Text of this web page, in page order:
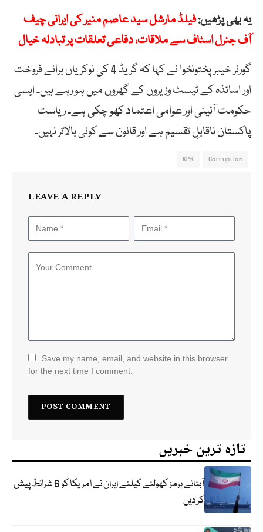
یہ بھی پڑھیں:فیلڈ مارشل سید عاصم منیر کی ایرانی چیف
آف جنرل اسٹاف سے ملاقات، دفاعی تعلقات پر تبادلہ خیال
گورنر خیبر پختونخوا نے کہا کہ گریڈ 4 کی نوکریاں برائے فروخت
اور اساتذہ کے ٹیسٹ وزیروں کے گھروں میں ہو رہے ہیں۔ ایسی
حکومت آئینی اور عوامی اعتماد کھو چکی ہے۔ ریاست
پاکستان ناقابلِ تقسیم ہے اور قانون سے کوئی بالاتر نہیں۔
Corruption
KPK
LEAVE A REPLY
Save my name, email, and website in this browser
for the next time I comment.
تازہ ترین خبریں
آبنائے ہرمز کھولنے کیلئے ایران نے امریکا کو 6 شرائط پیش
کر دیں